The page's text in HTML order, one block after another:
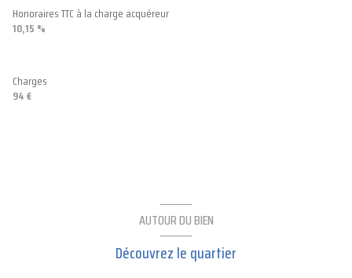
Honoraires TTC à la charge acquéreur
10,15 %
Charges
94 €
AUTOUR DU BIEN
Découvrez le quartier